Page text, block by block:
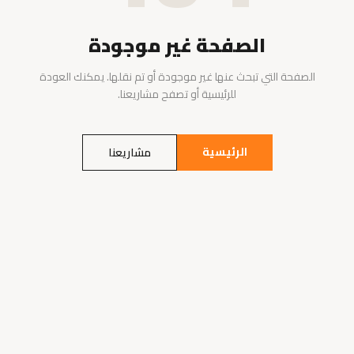
الصفحة غير موجودة
الصفحة التي تبحث عنها غير موجودة أو تم نقلها. يمكنك العودة
للرئيسية أو تصفح مشاريعنا.
الرئيسية مشاريعنا